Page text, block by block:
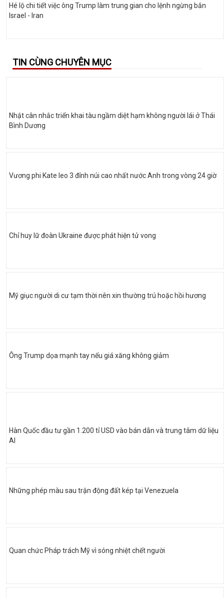
Hé lộ chi tiết việc ông Trump làm trung gian cho lệnh ngừng bắn
Israel - Iran
TIN CÙNG CHUYÊN MỤC
Nhật cân nhắc triển khai tàu ngầm diệt hạm không người lái ở Thái
Bình Dương
Vương phi Kate leo 3 đỉnh núi cao nhất nước Anh trong vòng 24 giờ
Chỉ huy lữ đoàn Ukraine được phát hiện tử vong
Mỹ giục người di cư tạm thời nên xin thường trú hoặc hồi hương
Ông Trump dọa mạnh tay nếu giá xăng không giảm
Hàn Quốc đầu tư gần 1.200 tỉ USD vào bán dẫn và trung tâm dữ liệu
AI
Những phép màu sau trận động đất kép tại Venezuela
Quan chức Pháp trách Mỹ vì sóng nhiệt chết người